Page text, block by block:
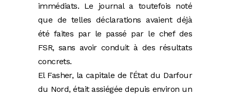
immédiats. Le journal a toutefois noté
que de telles déclarations avaient déjà
été faites par le passé par le chef des
FSR, sans avoir conduit à des résultats
concrets.
El Fasher, la capitale de l’État du Darfour
du Nord, était assiégée depuis environ un